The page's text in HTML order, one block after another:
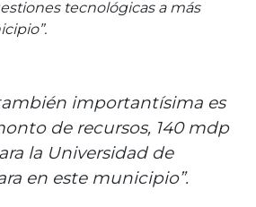
tecnológicas a más
importantísima es
de recursos, 140 mdp
la Universidad de
en este municipio”.